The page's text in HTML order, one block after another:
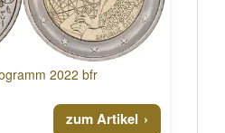
2022 bfr
zum Artikel